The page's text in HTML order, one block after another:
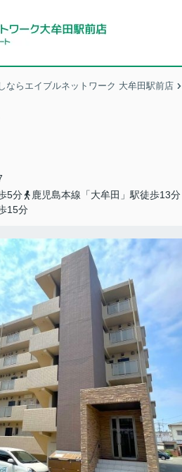
ならエイブルネットワーク 大牟田駅前店
5分
鹿児島本線「大牟田」駅徒歩13分
15分